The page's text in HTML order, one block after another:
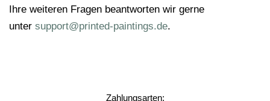
Ihre weiteren Fragen beantworten wir gerne
unter support@printed-paintings.de.
Zahlungsarten: